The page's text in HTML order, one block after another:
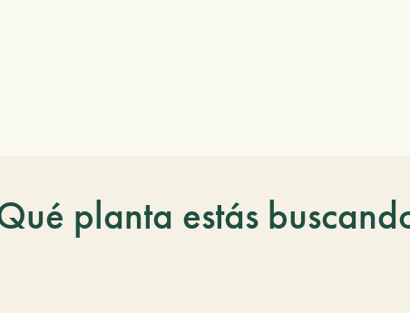
planta estás